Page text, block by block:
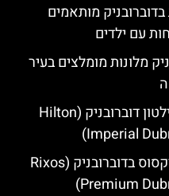
בדוברובניק מותאמים
עם ילדים
מלונות מומלצים בעיר
מלון הילטון דוברובניק (Hilton
Imperial
מלון ריקסוס בדוברובניק (Rixos
Premium